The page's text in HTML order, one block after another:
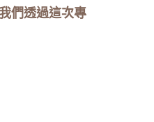
們透過這次專